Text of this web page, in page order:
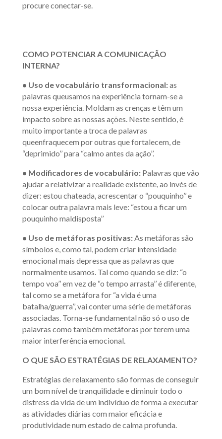
procure conectar-se.
COMO POTENCIAR A COMUNICAÇÃO
INTERNA?
• Uso de vocabulário transformacional:as
palavras queusamos na experiência tornam-se a
nossa experiência. Moldam as crenças e têm um
impacto sobre as nossas ações. Neste sentido, é
muito importante a troca de palavras
queenfraquecem por outras que fortalecem, de
“deprimido’’ para “calmo antes da ação’’.
• Modificadores de vocabulário:Palavras que vão
ajudar a relativizar a realidade existente, ao invés de
dizer: estou chateada, acrescentar o “pouquinho’’ e
colocar outra palavra mais leve: “estou a ficar um
pouquinho maldisposta’’
• Uso de metáforas positivas:As metáforas são
símbolos e, como tal, podem criar intensidade
emocional mais depressa que as palavras que
normalmente usamos. Tal como quando se diz: “o
tempo voa’’ em vez de “o tempo arrasta’’ é diferente,
tal como se a metáfora for “a vida é uma
batalha/guerra’’, vai conter uma série de metáforas
associadas. Torna-se fundamental não só o uso de
palavras como também metáforas por terem uma
maior interferência emocional.
O QUE SÃO ESTRATÉGIAS DE RELAXAMENTO?
Estratégias de relaxamento são formas de conseguir
um bom nível de tranquilidade e diminuir todo o
distress da vida de um indivíduo de forma a executar
as atividades diárias com maior eficácia e
produtividade num estado de calma profunda.